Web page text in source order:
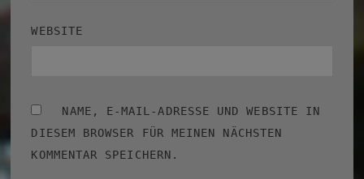
WEBSITE
NAME, E-MAIL-ADRESSE UND WEBSITE IN
DIESEM BROWSER FÜR MEINEN NÄCHSTEN
KOMMENTAR SPEICHERN.